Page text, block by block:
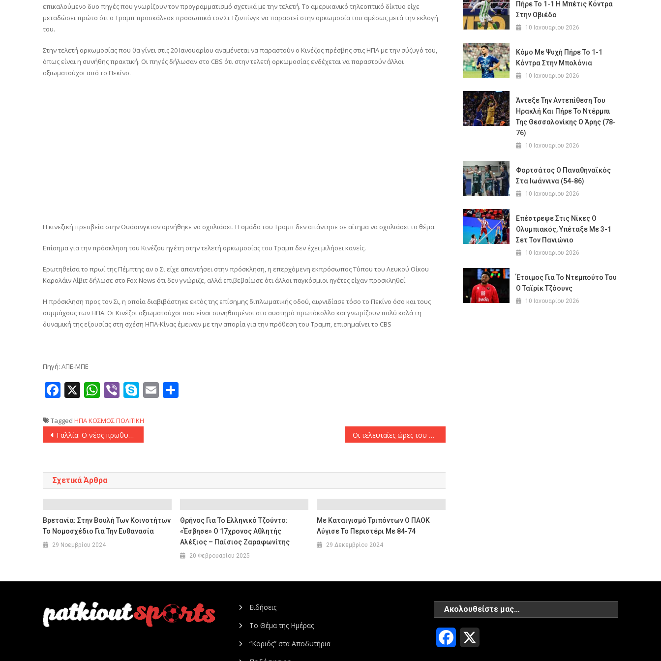
επικαλούμενο δυο πηγές που γνωρίζουν τον προγραμματισμό σχετικά με την τελετή. Το αμερικανικό τηλεοπτικό δίκτυο είχε
μεταδώσει πρώτο ότι ο Τραμπ προσκάλεσε προσωπικά τον Σι Τζινπίνγκ να παραστεί στην ορκωμοσία του αμέσως μετά την εκλογή
του.
Στην τελετή ορκωμοσίας που θα γίνει στις 20 Ιανουαρίου αναμένεται να παραστούν ο Κινέζος πρέσβης στις ΗΠΑ με την σύζυγό του,
όπως είναι η συνήθης πρακτική. Οι πηγές δήλωσαν στο CBS ότι στην τελετή ορκωμοσίας ενδέχεται να παραστούν άλλοι
αξιωματούχοι από το Πεκίνο.
Η κινεζική πρεσβεία στην Ουάσινγκτον αρνήθηκε να σχολιάσει. Η ομάδα του Τραμπ δεν απάντησε σε αίτημα να σχολιάσει το θέμα.
Επίσημα για την πρόσκληση του Κινέζου ηγέτη στην τελετή ορκωμοσίας του Τραμπ δεν έχει μιλήσει κανείς.
Ερωτηθείσα το πρωί της Πέμπτης αν ο Σι είχε απαντήσει στην πρόσκληση, η επερχόμενη εκπρόσωπος Τύπου του Λευκού Οίκου
Καρολάιν Λίβιτ δήλωσε στο Fox News ότι δεν γνώριζε, αλλά επιβεβαίωσε ότι άλλοι παγκόσμιοι ηγέτες είχαν προσκληθεί.
Η πρόσκληση προς τον Σι, η οποία διαβιβάστηκε εκτός της επίσημης διπλωματικής οδού, αιφνιδίασε τόσο το Πεκίνο όσο και τους
συμμάχους των ΗΠΑ. Οι Κινέζοι αξιωματούχοι που είναι συνηθισμένοι στο αυστηρό πρωτόκολλο και γνωρίζουν πολύ καλά τη
δυναμική της εξουσίας στη σχέση ΗΠΑ-Κίνας έμειναν με την απορία για την πρόθεση του Τραμπ, επισημαίνει το CBS
Πηγή: ΑΠΕ-ΜΠΕ
Facebook
X WhatsApp
ViberSkype
Email
Tagged ΗΠΑΚΟΣΜΟΣΠΟΛΙΤΙΚΗ
Πλοήγηση
Γαλλία: Ο νέος πρωθυπουργός ορκίστηκε, η πολιτική αστάθεια παραμένει Οι τελευταίες ώρες του Άσαντ στη Συρία
Σχετικά Άρθρα
Βρετανία: Στην Βουλή Των Κοινοτήτων
Το Νομοσχέδιο Για Την Ευθανασία
29 Νοεμβρίου 2024
Θρήνος Για Το Ελληνικό Τζούντο:
«Έσβησε» Ο 17χρονος Αθλητής
Αλέξιος – Παϊσιος Ζαραφωνίτης
20 Φεβρουαρίου 2025
Με Καταιγισμό Τριπόντων Ο ΠΑΟΚ
Λύγισε Το Περιστέρι Με 84-74
29 Δεκεμβρίου 2024
Πήρε Το 1-1 Η Μπέτις Κόντρα
Στην Οβιέδο
10 Ιανουαρίου 2026
Κόμο Με Ψυχή Πήρε Το 1-1
Κόντρα Στην Μπολόνια
10 Ιανουαρίου 2026
Άντεξε Την Αντεπίθεση Του
Ηρακλή Και Πήρε Το Ντέρμπι
Της Θεσσαλονίκης Ο Άρης (78-
76)
10 Ιανουαρίου 2026
Φορτσάτος Ο Παναθηναϊκός
Στα Ιωάννινα (54-86)
10 Ιανουαρίου 2026
Επέστρεψε Στις Νίκες Ο
Ολυμπιακός, Υπέταξε Με 3-1
Σετ Τον Πανιώνιο
10 Ιανουαρίου 2026
Έτοιμος Για Το Ντεμπούτο Του
Ο Ταϊρίκ Τζόουνς
10 Ιανουαρίου 2026
Ειδήσεις
Το Θέμα της Ημέρας
“Κοριός” στα Αποδυτήρια
Ακολουθείστε μας…
Facebook